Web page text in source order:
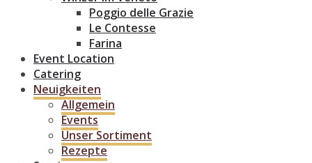
Poggio delle Grazie
Le Contesse
Farina
Event Location
Catering
Neuigkeiten
Allgemein
Events
Unser Sortiment
Rezepte